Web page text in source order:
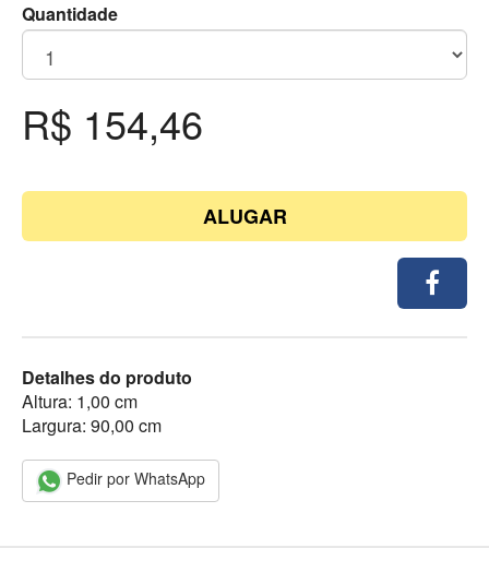
Quantidade
R$ 154,46
ALUGAR
Detalhes do produto
Altura: 1,00 cm
Largura: 90,00 cm
Pedir por WhatsApp